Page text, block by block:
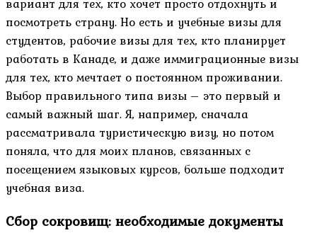
посмотреть страну. Но есть и учебные визы для
студентов, рабочие визы для тех, кто планирует
работать в Канаде, и даже иммиграционные визы
для тех, кто мечтает о постоянном проживании.
Выбор правильного типа визы – это первый и
самый важный шаг. Я, например, сначала
рассматривала туристическую визу, но потом
поняла, что для моих планов, связанных с
посещением языковых курсов, больше подходит
учебная виза.
Сбор сокровищ: необходимые документы